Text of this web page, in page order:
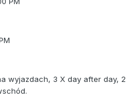
wyjazdach, 3 X day after day, 2